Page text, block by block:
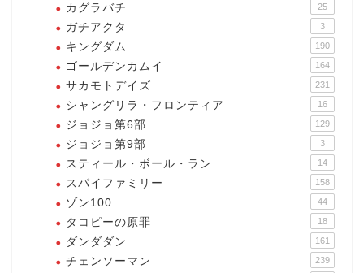
カグラバチ 25
ガチアクタ 3
キングダム 190
ゴールデンカムイ 164
サカモトデイズ 231
シャングリラ・フロンティア 16
ジョジョ第6部 129
ジョジョ第9部 3
スティール・ボール・ラン 14
スパイファミリー 158
ゾン100 44
タコピーの原罪 18
ダンダダン 161
チェンソーマン 239